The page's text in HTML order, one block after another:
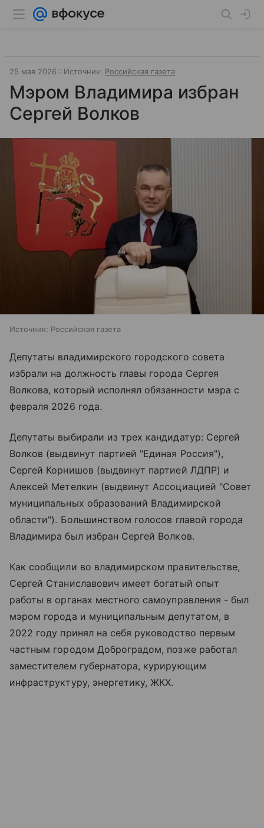
25 мая 2026 Источник: Российская газета
Мэром Владимира избран
Сергей Волков
Источник: Российская газета
Депутаты владимирского городского совета
избрали на должность главы города Сергея
Волкова, который исполнял обязанности мэра с
февраля 2026 года.
Депутаты выбирали из трех кандидатур: Сергей
Волков (выдвинут партией "Единая Россия"),
Сергей Корнишов (выдвинут партией ЛДПР) и
Алексей Метелкин (выдвинут Ассоциацией "Совет
муниципальных образований Владимирской
области"). Большинством голосов главой города
Владимира был избран Сергей Волков.
Как сообщили во владимирском правительстве,
Сергей Станиславович имеет богатый опыт
работы в органах местного самоуправления - был
мэром города и муниципальным депутатом, в
2022 году принял на себя руководство первым
частным городом Доброградом, позже работал
заместителем губернатора, курирующим
инфраструктуру, энергетику, ЖКХ.